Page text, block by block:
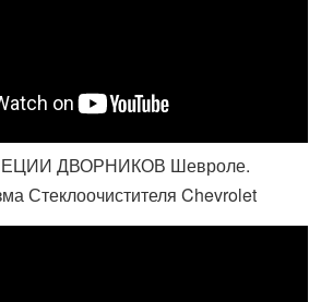
ДВОРНИКОВ Шевроле.
Стеклоочистителя Chevrolet